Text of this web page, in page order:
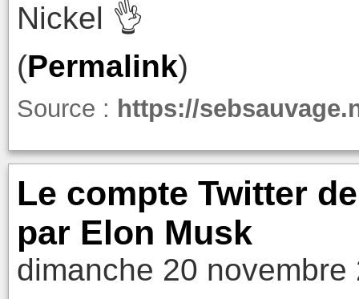
Nickel 👌
(Permalink)
Source : https://
Le compte Twitter
par Elon Musk
dimanche 20 novembre